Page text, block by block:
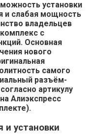
установки
и слабая мощность
владельцев
с
Основная
нового
самого
разъём-
артикулу
Алиэкспресс
установки